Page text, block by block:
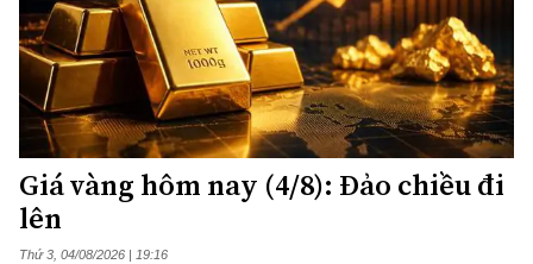
Giá vàng hôm nay (4/8): Đảo chiều đi
lên
Thứ 3, 04/08/2026 | 19:16